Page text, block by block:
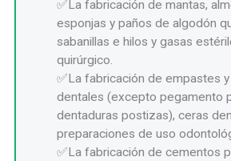
La fabricación de mantas,
esponjas y paños de algodón
sabanillas e hilos y gasas
quirúrgico.
La fabricación de empastes
dentales (excepto pegamento
dentaduras postizas), ceras
preparaciones de uso
La fabricación de cementos